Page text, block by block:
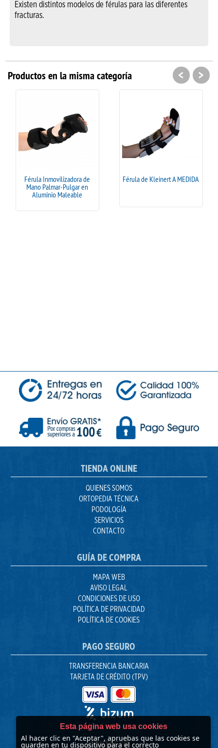
Existen distintos modelos de férulas para las diferentes
fracturas.
Productos en la misma categoría
Férula Inmovilizadora de
Mano Palmar-Pulgar en
Aluminio Maleable
Férula de Kleinert A MEDIDA
< >
TIENDA ONLINE
QUIENES SOMOS
ORTOPEDIA TÉCNICA
PODOLOGÍA
SERVICIOS
CONTACTO
GUÍA DE COMPRA
MAPA WEB
AVISO LEGAL
CONDICIONES DE USO
POLÍTICA DE PRIVACIDAD
POLÍTICA DE COOKIES
PAGO SEGURO
TRANSFERENCIA BANCARIA
TARJETA DE CRÉDITO (TPV)
CONTACTO
Esta página web usa cookies
Al hacer clic en "Aceptar", apruebas que las cookies se
guarden en tu dispositivo para el correcto